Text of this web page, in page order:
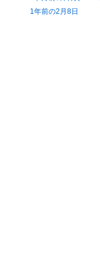
1年前の2月8日